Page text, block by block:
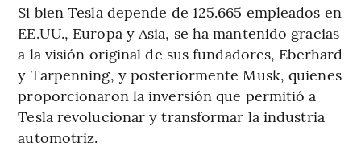
Si bien Tesla depende de 125.665 empleados en
EE.UU., Europa y Asia, se ha mantenido gracias
a la visión original de sus fundadores, Eberhard
y Tarpenning, y posteriormente Musk, quienes
proporcionaron la inversión que permitió a
Tesla revolucionar y transformar la industria
automotriz.